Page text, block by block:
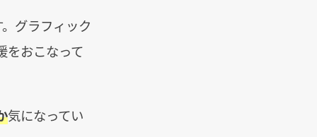
グラフィック
をおこなって
気になってい